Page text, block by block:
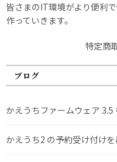
皆さまのIT環境がより便利
作っていきます。
特定商
ブログ
かえうちファームウェア 3.5
かえうち2 の予約受け付け